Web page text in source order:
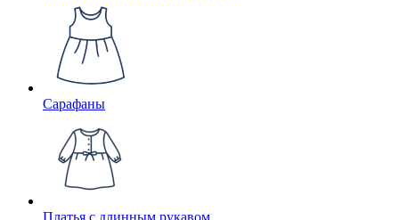
Сарафаны
Платья с длинным рукавом